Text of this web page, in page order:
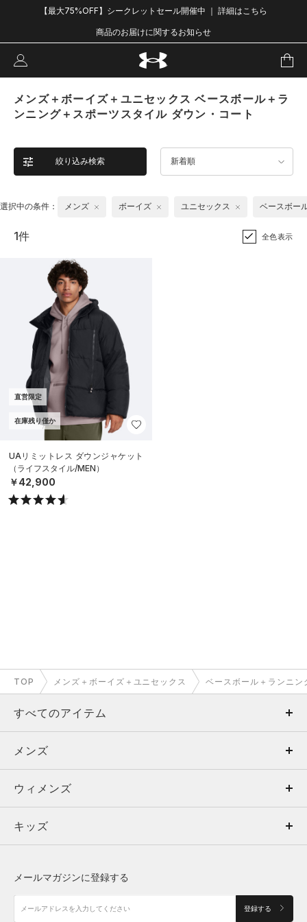
【最大75%OFF】シークレットセール開催中 ｜ 詳細はこちら
商品のお届けに関するお知らせ
メンズ＋ボーイズ＋ユニセックス ベースボール＋ラ
ンニング＋スポーツスタイル ダウン・コート
絞り込み検索 新着順
選択中の条件： メンズ ボーイズ ユニセックス ベースボー
1件 全色表示
直営限定
在庫残り僅か
UAリミットレス ダウンジャケット
（ライフスタイル/MEN）
￥42,900
TOP メンズ＋ボーイズ＋ユニセックス ベースボール＋ランニ
すべてのアイテム
メンズ
ウィメンズ
キッズ
アクセサリー
メンズ
トップス
ボトムス
アクセサリー
ウィメンズ
トップス
シューズ
キッズ
メールマガジンに登録する
登録する